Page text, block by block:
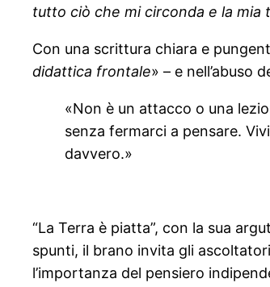
tutto ciò che mi circonda e la mia
Con una scrittura chiara e
didattica frontale» – e nell’abuso
«Non è un attacco o una
senza fermarci a pensare.
davvero.»
“La Terra è piatta”, con la sua
spunti, il brano invita gli
l’importanza del pensiero